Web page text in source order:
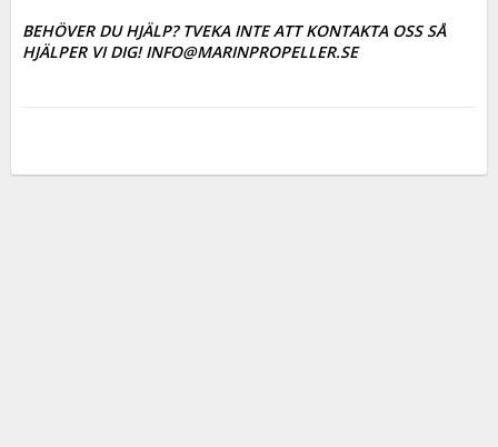
BEHÖVER DU HJÄLP? TVEKA INTE ATT KONTAKTA OSS SÅ
HJÄLPER VI DIG! INFO@MARINPROPELLER.SE